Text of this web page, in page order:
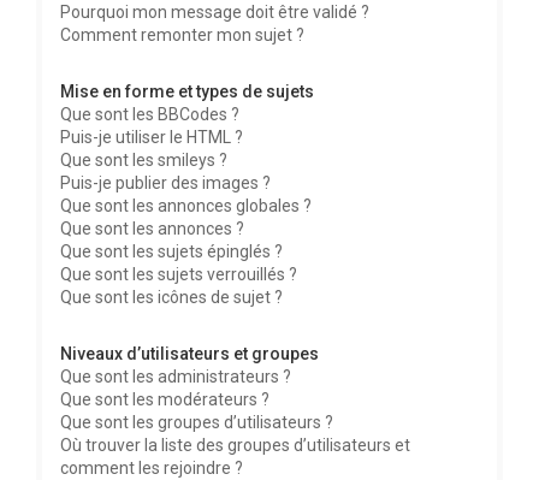
Pourquoi mon message doit être validé ?
Comment remonter mon sujet ?
Mise en forme et types de sujets
Que sont les BBCodes ?
Puis-je utiliser le HTML ?
Que sont les smileys ?
Puis-je publier des images ?
Que sont les annonces globales ?
Que sont les annonces ?
Que sont les sujets épinglés ?
Que sont les sujets verrouillés ?
Que sont les icônes de sujet ?
Niveaux d’utilisateurs et groupes
Que sont les administrateurs ?
Que sont les modérateurs ?
Que sont les groupes d’utilisateurs ?
Où trouver la liste des groupes d’utilisateurs et
comment les rejoindre ?